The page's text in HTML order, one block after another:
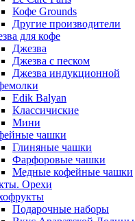
Кофе Grounds
Другие производители
для кофе
Джезва
Джезва с песком
Джезва индукционной
Edik Balyan
Классичиские
Мини
чашки
Глиняные чашки
Фарфоровые чашки
Медные кофейные чашки
Орехи
Подарочные наборы